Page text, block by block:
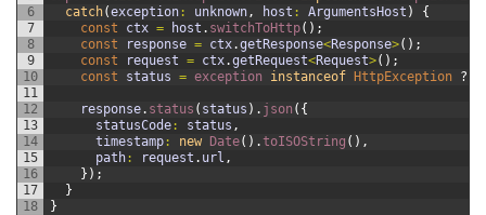
6
7
8
9
10
11
12
13
14
15
16
17
18
catch(exception : unknown, host : ArgumentsHost )
{
const
ctx = host . switchToHttp( ) ;
const
response = ctx.getResponse<Response>( ) ;
const
request = ctx.getRequest<Request>( ) ;
const
status = exception instanceof HttpException ?
response. status ( status ) . json ( {
statusCode : status ,
timestamp : new Date( ) .toISOString ( ) ,
path : request . url ,
} ) ;
}
}